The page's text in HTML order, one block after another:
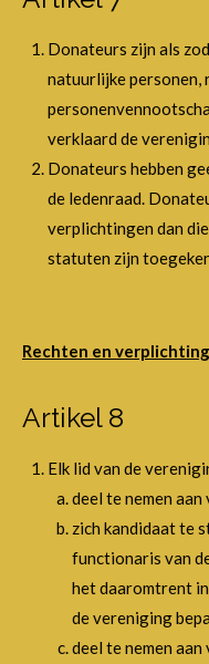
Donateurs zijn als
natuurlijke personen,
verklaard de
Donateurs hebben
de ledenraad.
verplichtingen dan
statuten zijn
Rechten en
Artikel 8
Elk lid van de
deel te nemen
zich kandidaat te
functionaris van
het daaromtrent
de vereniging
deel te nemen